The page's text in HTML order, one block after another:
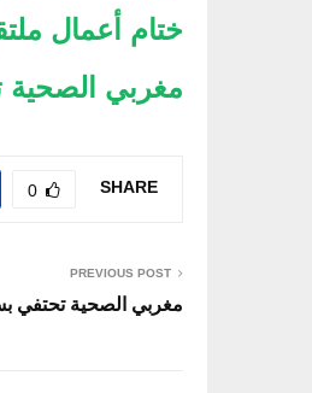
ختام أعمال ملتقى “ريبل-تونس
مغربي الصحية
SHARE
0
PREVIOUS POST
مغربي الصحية تحتفي